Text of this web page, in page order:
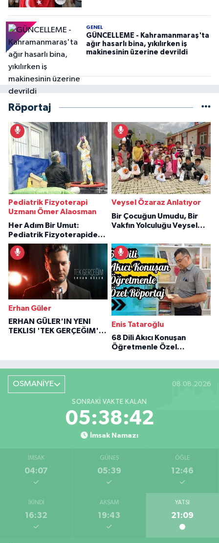
GENEL
GÜNCELLEME - Kahramanmaraş'ta
ağır hasarlı bina, yıkılırken iş
makinesinin üzerine devrildi
Röportaj
Pediatrik Fizyoterapi
Uzmanı Ömer Alaosman
Her Adım Bir Umut:
Pediatrik Fizyoterapiden
İlham Veren Hikâyeler
Veysel Özaraz Anlatıyor
Bir Çocuğun Umudu, Bir
Vakfın Yolculuğu Veysel
Erhan Güler
ERHAN GÜLER'IN YENI
TEKLISI 'TEK GERÇEĞIM'LE
Enis Tataroğlu
68 Dili Akıcı Konuşan
Öğretmenle Özel
OSMANİYE 08.08.2026
SONRAKI VAKTE KALAN
05:38:41
İmsak Namazı
İMSAK
04:07
GÜNEŞ
05:39
ÖĞLE
12:46
İKINDI
16:32
AKŞAM
19:43
YATSI
21:09